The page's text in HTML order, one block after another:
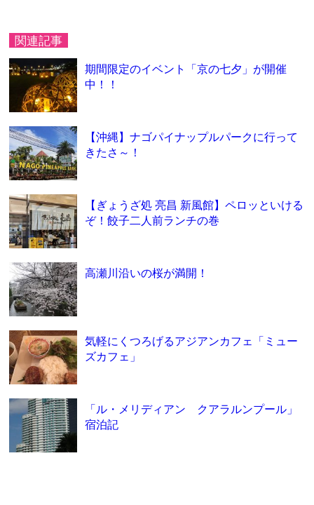
関連記事
期間限定のイベント「京の七夕」が開催
中！！
【沖縄】ナゴパイナップルパークに行って
きたさ～！
【ぎょうざ処 亮昌 新風館】ペロッといける
ぞ！餃子二人前ランチの巻
高瀬川沿いの桜が満開！
気軽にくつろげるアジアンカフェ「ミュー
ズカフェ」
「ル・メリディアン クアラルンプール」
宿泊記